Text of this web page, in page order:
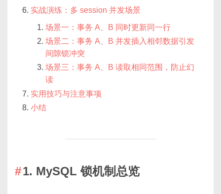
实战演练：多 session 并发场景
场景一：事务 A、B 同时更新同一行
场景二：事务 A、B 并发插入相邻数据引发
间隙锁冲突
场景三：事务 A、B 读取相同范围，防止幻
读
实用技巧与注意事项
小结
1. MySQL 锁机制总览